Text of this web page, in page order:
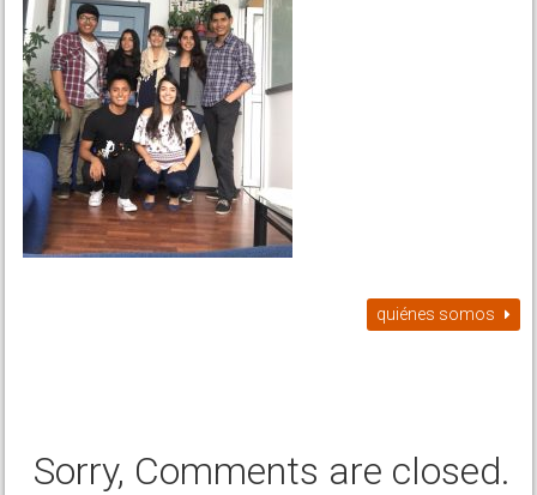
quiénes somos
Sorry, Comments are closed.